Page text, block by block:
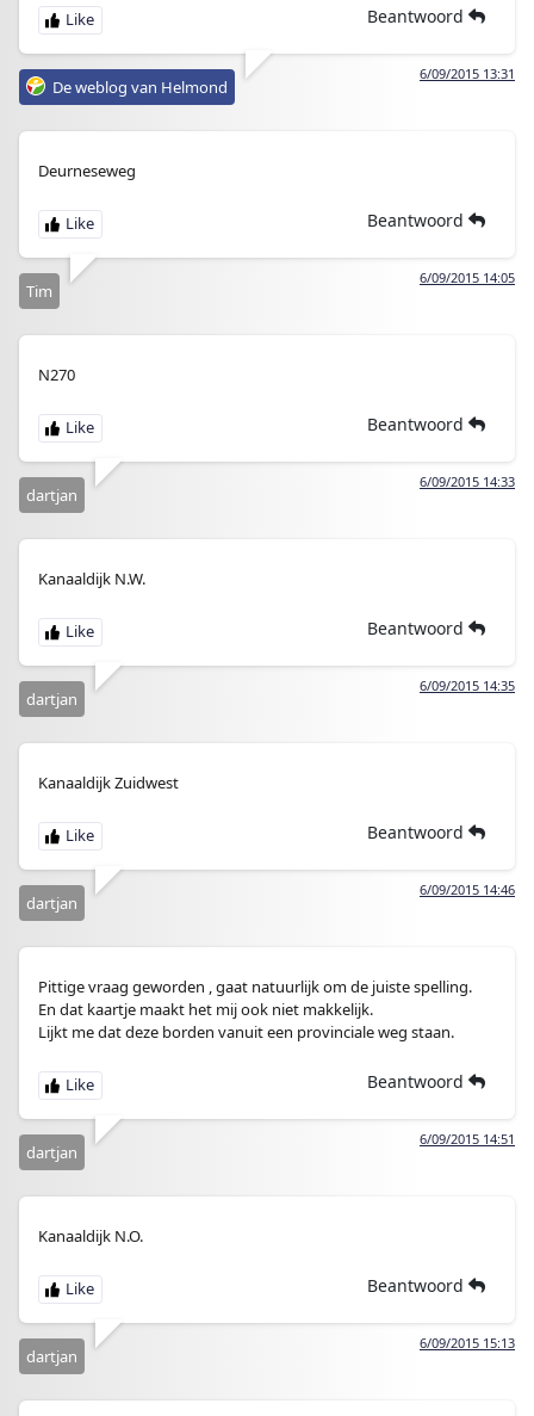
Beantwoord
6/09/2015 13:31
De weblog van Helmond
Deurneseweg
Beantwoord
6/09/2015 14:05
Tim
N270
Beantwoord
6/09/2015 14:33
dartjan
Kanaaldijk N.W.
Beantwoord
6/09/2015 14:35
dartjan
Kanaaldijk Zuidwest
Beantwoord
6/09/2015 14:46
dartjan
Pittige vraag geworden , gaat natuurlijk om de juiste spelling.
En dat kaartje maakt het mij ook niet makkelijk.
Lijkt me dat deze borden vanuit een provinciale weg staan.
Beantwoord
6/09/2015 14:51
dartjan
Kanaaldijk N.O.
Beantwoord
6/09/2015 15:13
dartjan